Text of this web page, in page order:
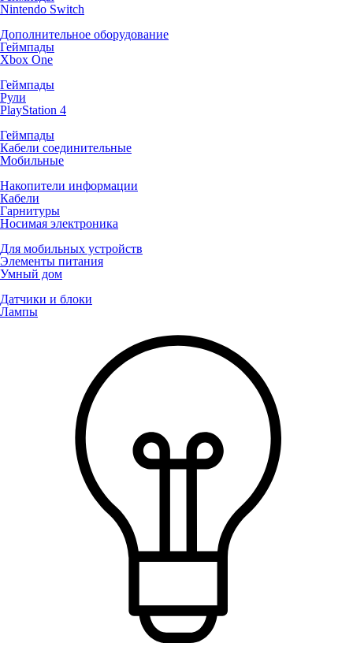
Nintendo Switch
Дополнительное оборудование
Геймпады
Xbox One
Геймпады
Рули
PlayStation 4
Геймпады
Кабели соединительные
Мобильные
Накопители информации
Кабели
Гарнитуры
Носимая электроника
Для мобильных устройств
Элементы питания
Умный дом
Датчики и блоки
Лампы